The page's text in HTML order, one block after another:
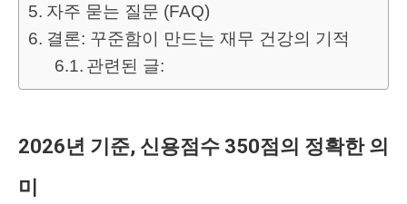
자주 묻는 질문 (FAQ)
결론: 꾸준함이 만드는 재무 건강의 기적
관련된 글:
2026년 기준, 신용점수 350점의 정확한 의
미